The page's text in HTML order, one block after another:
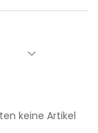
keine Artikel